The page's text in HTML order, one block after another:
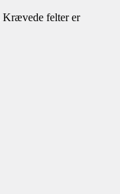
Krævede felter er